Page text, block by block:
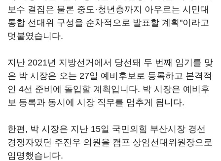
보수 결집은 물론 중도·청년층까지 아우르는 시민대
통합 선대위 구성을 순차적으로 발표할 계획"이라고
덧붙였습니다.
지난 2021년 지방선거에서 당선돼 두 번째 임기를 맞
은 박 시장은 오는 27일 예비후보로 등록하고 본격적
인 4선 준비에 돌입할 계획입니다. 박 시장은 예비후
보 등록과 동시에 시장 직무를 멈추게 됩니다.
한편, 박 시장은 지난 15일 국민의힘 부산시장 경선
경쟁자였던 주진우 의원을 캠프 상임선대위원장으로
임명했습니다.